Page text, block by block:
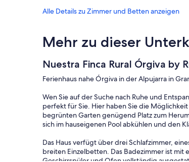
Alle Details zu Zimmer und Betten anzeigen
Mehr zu dieser
Nuestra Finca Rural Órgiva by
Ferienhaus nahe Órgiva in der Alpujarra in
Wen Sie auf der Suche nach Ruhe und
perfekt für Sie. Hier haben Sie die
begrünten Garten genügend Platz zum
sich im hauseigenen Pool abkühlen und den
Das Haus verfügt über drei Schlafzimmer,
breiten Einzelbetten. Das Badezimmer ist mit